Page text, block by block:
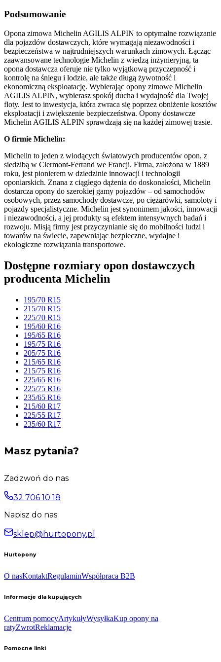
Podsumowanie
Opona zimowa Michelin AGILIS ALPIN to optymalne rozwiązanie
dla pojazdów dostawczych, które wymagają niezawodności i
bezpieczeństwa w najtrudniejszych warunkach zimowych. Łącząc
zaawansowane technologie Michelin z wiedzą inżynieryjną, ta
opona dostawcza oferuje nie tylko wyjątkową przyczepność i
kontrolę na śniegu i lodzie, ale także długą żywotność i
ekonomiczną eksploatację. Wybierając opony zimowe Michelin
AGILIS ALPIN, wybierasz spokój ducha i wydajność dla Twojej
floty. Jest to inwestycja, która zwraca się poprzez obniżenie kosztów
eksploatacji i zwiększenie bezpieczeństwa. Opony dostawcze
Michelin AGILIS ALPIN sprawdzają się na każdej zimowej trasie.
O firmie Michelin:
Michelin to jeden z wiodących światowych producentów opon, z
siedzibą w Clermont-Ferrand we Francji. Firma, założona w 1889
roku, jest pionierem w dziedzinie innowacji i technologii
oponiarskich. Znana z ciągłego dążenia do doskonałości, Michelin
dostarcza opony do szerokiej gamy pojazdów – od samochodów
osobowych, przez samochody dostawcze, po ciężarówki, samoloty i
pojazdy specjalistyczne. Michelin jest synonimem jakości, innowacji
i niezawodności, a jej produkty są efektem intensywnych badań i
rozwoju. Misją firmy jest przyczynianie się do mobilności ludzi i
towarów na świecie, zapewniając bezpieczne, wydajne i
ekologiczne rozwiązania transportowe.
Dostępne rozmiary opon dostawczych
producenta Michelin
195/70 R15
215/70 R15
225/70 R15
195/60 R16
195/65 R16
195/75 R16
205/75 R16
215/65 R16
215/75 R16
225/65 R16
225/75 R16
235/65 R16
215/60 R17
225/55 R17
235/60 R17
Masz pytania?
Zadzwoń do nas
32 706 10 18
Napisz do nas
sklep@hurtopony.pl
Hurtopony
O nasKontaktRegulaminWspółpraca B2B
Informacje dla kupujących
Centrum pomocyArtykułyWysyłkaKup opony na
ratyZwrotReklamacje
Pomocne linki